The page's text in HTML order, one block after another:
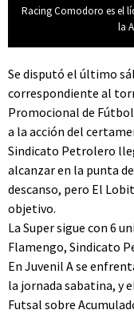
Racing Comodoro es el
la
Se disputó el último
correspondiente al
Promocional de
a la acción del
Sindicato Petrolero
alcanzar en la punta
descanso, pero El
objetivo.
La Super sigue con 6
Flamengo, Sindicato
En Juvenil A se
la jornada sabatina, y
Futsal sobre